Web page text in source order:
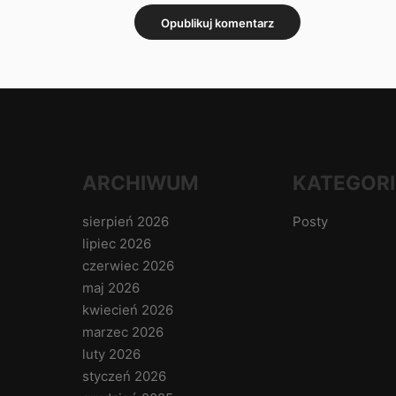
ARCHIWUM
sierpień 2026
lipiec 2026
czerwiec 2026
maj 2026
kwiecień 2026
marzec 2026
luty 2026
styczeń 2026
Posty